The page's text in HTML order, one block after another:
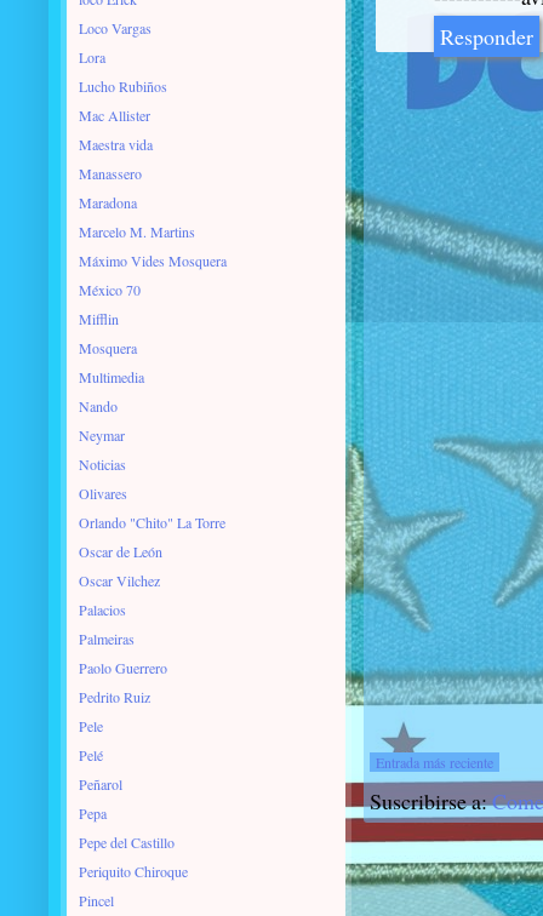
Responder
Entrada más reciente
Suscribirse a:
Loco Vargas
Lora
Lucho Rubiños
Mac Allister
Maestra vida
Manassero
Maradona
Marcelo M. Martins
Máximo Vides Mosquera
México 70
Mifflin
Mosquera
Multimedia
Nando
Neymar
Noticias
Olivares
Orlando "Chito" La Torre
Oscar de León
Oscar Vilchez
Palacios
Palmeiras
Paolo Guerrero
Pedrito Ruiz
Pele
Pelé
Peñarol
Pepa
Pepe del Castillo
Periquito Chiroque
Pincel